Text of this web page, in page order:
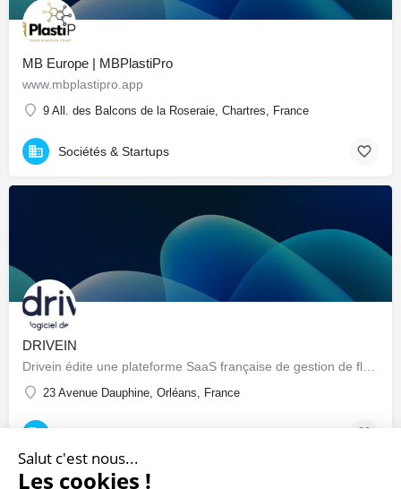
MB Europe | MBPlastiPro
www.mbplastipro.app
9 All. des Balcons de la Roseraie, Chartres, France
Sociétés & Startups
DRIVEIN
23 Avenue Dauphine, Orléans, France
Salut c'est nous...
Les cookies !